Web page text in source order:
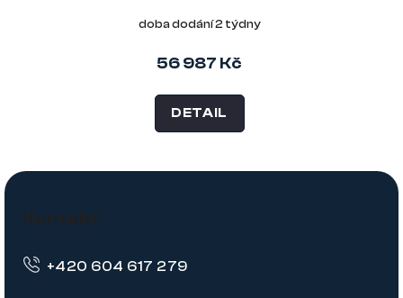
pravý roh
doba dodání 2 týdny
56 987 Kč
DETAIL
Z
Kontakt
+420 604 617 279